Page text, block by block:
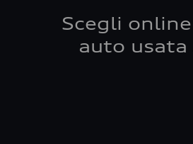
Scegli
auto usata